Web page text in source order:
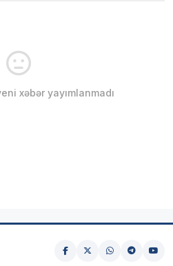
xəbər yayımlanmadı